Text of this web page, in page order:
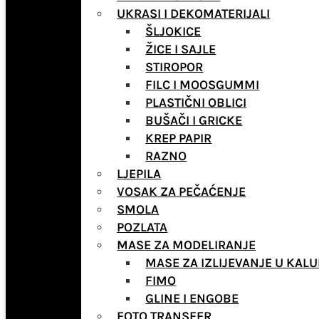
UKRASI I DEKOMATERIJALI
ŠLJOKICE
ŽICE I SAJLE
STIROPOR
FILC I MOOSGUMMI
PLASTIČNI OBLICI
BUŠAČI I GRICKE
KREP PAPIR
RAZNO
LJEPILA
VOSAK ZA PEČAĆENJE
SMOLA
POZLATA
MASE ZA MODELIRANJE
MASE ZA IZLIJEVANJE U
FIMO
GLINE I ENGOBE